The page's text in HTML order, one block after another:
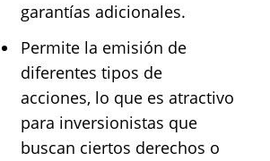
garantías adicionales.
Permite la emisión de
diferentes tipos de
acciones, lo que es atractivo
para inversionistas que
buscan ciertos derechos o